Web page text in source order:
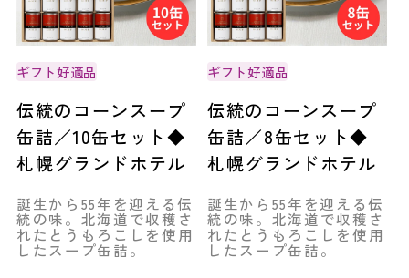
ギフト好適品
伝統のコーンスープ
缶詰／10缶セット◆
札幌グランドホテル
誕生から55年を迎える伝
統の味。北海道で収穫さ
れたとうもろこしを使用
したスープ缶詰。
ギフト好適品
伝統のコーンスープ
缶詰／8缶セット◆
札幌グランドホテル
誕生から55年を迎える伝
統の味。北海道で収穫さ
れたとうもろこしを使用
したスープ缶詰。